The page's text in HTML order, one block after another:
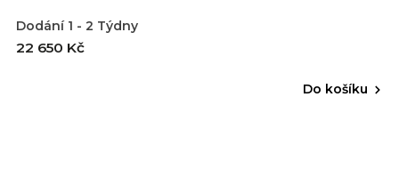
Dodání 1 - 2 Týdny
22 650 Kč
Do košíku